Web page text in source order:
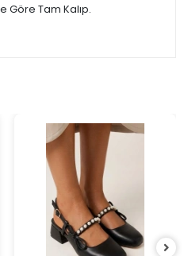
Göre Tam Kalıp.